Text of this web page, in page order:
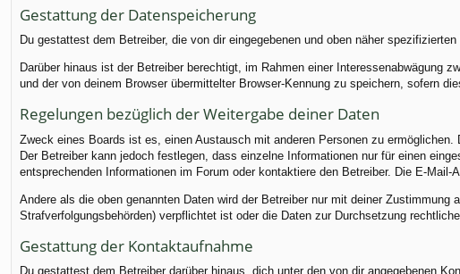
Gestattung der Datenspeicherung
Du gestattest dem Betreiber, die von dir eingegebenen und oben näher
Darüber hinaus ist der Betreiber berechtigt, im Rahmen einer Interessenabwägung
und der von deinem Browser übermittelter Browser-Kennung zu speichern, sofern
Regelungen bezüglich der Weitergabe deiner Daten
Zweck eines Boards ist es, einen Austausch mit anderen Personen zu
Der Betreiber kann jedoch festlegen, dass einzelne Informationen nur für einen
entsprechenden Informationen im Forum oder kontaktiere den Betreiber. Die E-
Andere als die oben genannten Daten wird der Betreiber nur mit deiner
Strafverfolgungsbehörden) verpflichtet ist oder die Daten zur Durchsetzung
Gestattung der Kontaktaufnahme
Du gestattest dem Betreiber darüber hinaus, dich unter den von dir angegebenen